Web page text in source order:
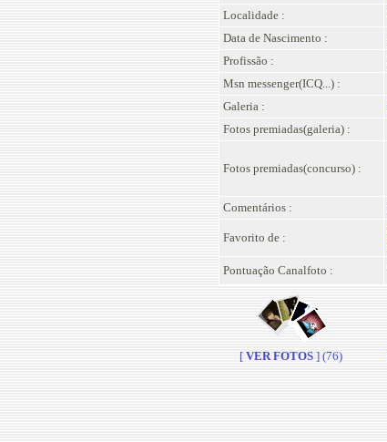
Localidade :
Data de Nascimento :
Profissão :
Msn messenger(ICQ...) :
Galeria :
Fotos premiadas(galeria) :
Fotos premiadas(concurso) :
Comentários :
Favorito de :
Pontuação Canalfoto :
[ VER FOTOS ] (76)